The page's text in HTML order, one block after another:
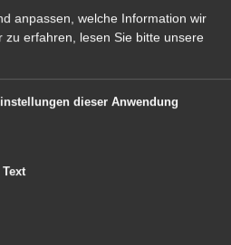
anpassen, welche Information wir
zu erfahren, lesen Sie bitte unsere
dieser Anwendung